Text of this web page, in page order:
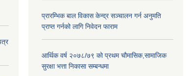
प्रारम्भिक बाल विकास केन्द्र सञ्चालन गर्न अनुमति
प्राप्त गर्नको लागि निवेदन फाराम
आर्थिक वर्ष २०७८/७९ को प्रथम चौमासिक,सामाजिक
सुरक्षा भत्ता निकासा सम्बन्धमा